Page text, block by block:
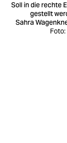
Soll in die rechte
gestellt
Sahra